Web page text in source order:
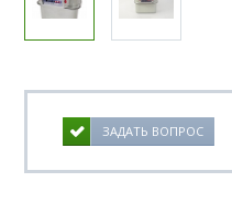
ЗАДАТЬ ВОПРОС